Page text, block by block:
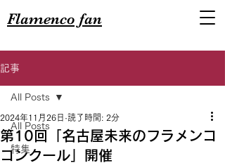
Flamenco fan
記事
All Posts
特集
All Posts
第10回「名古屋未来のフラメンコ
コンクール」開催
2024年11月26日 読了時間: 2分